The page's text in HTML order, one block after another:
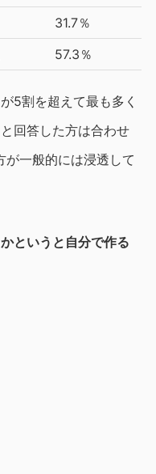
31.7％
57.3％
が5割を超えて最も多く
と回答した方は合わせ
一般的には浸透して
というと自分で作る